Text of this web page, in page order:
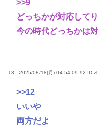
>>9
どっちかが対応して
今の時代どっちかは
13 : 2025/08/18(月) 04:54:09.92
>>12
いいや
両方だよ